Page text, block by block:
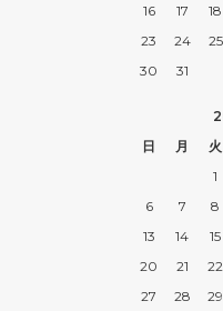
16
17 18
23
24 25
30
31
日
月 火
1
6
7 8
13
14 15
20
21 22
27
28 29